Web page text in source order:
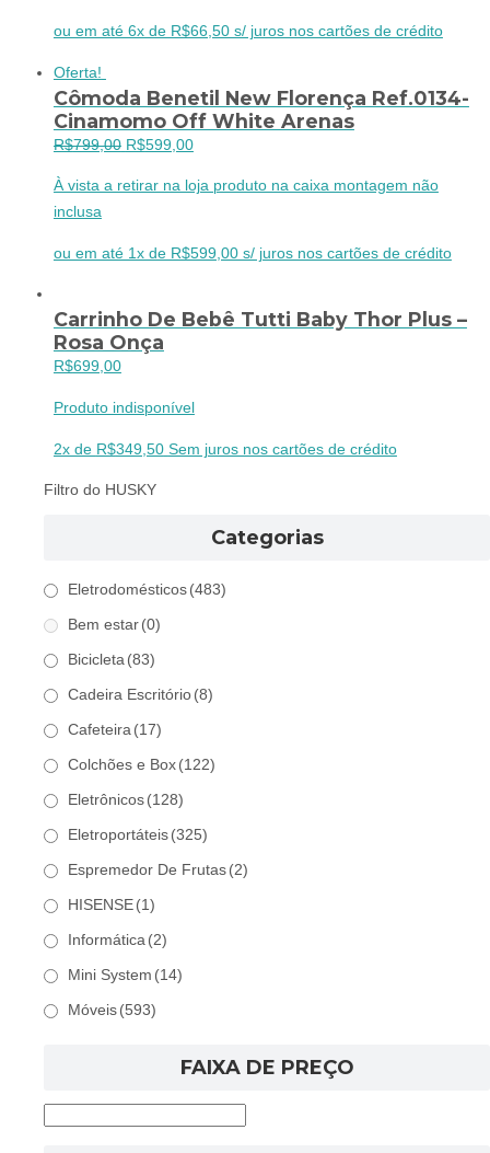
R$549,00.R$399,00.
ou em até 6x de R$66,50 s/ juros nos cartões de crédito
Oferta!
Cômoda Benetil New Florença Ref.0134-
Cinamomo Off White Arenas
R$799,00 O
original
R$799,00.
R$599,00O
atual
R$599,00.
À vista a retirar na loja produto na caixa montagem não
inclusa
ou em até 1x de R$599,00 s/ juros nos cartões de crédito
Carrinho De Bebê Tutti Baby Thor Plus –
Rosa Onça
R$699,00
Produto indisponível
2x de R$349,50 Sem juros nos cartões de crédito
Filtro do HUSKY
Categorias
Eletrodomésticos (483)
Bem estar (0)
Bicicleta (83)
Cadeira Escritório (8)
Cafeteira (17)
Colchões e Box (122)
Eletrônicos (128)
Eletroportáteis (325)
Espremedor De Frutas (2)
HISENSE (1)
Informática (2)
Mini System (14)
Móveis (593)
FAIXA DE PREÇO